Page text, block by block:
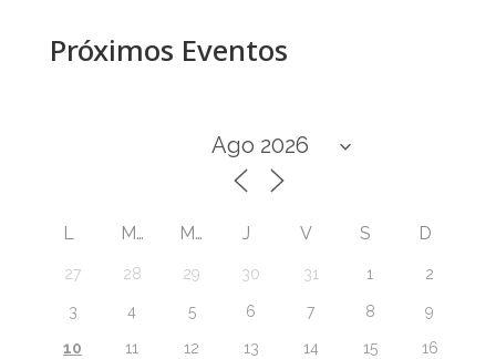
Próximos Eventos
L M M J V S D
27 28 29 30 31 1 2
3 4 5 6 7 8 9
10 11 12 13 14 15 16